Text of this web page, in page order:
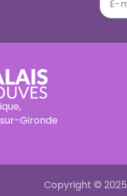
Gironde
Copyright © 2025